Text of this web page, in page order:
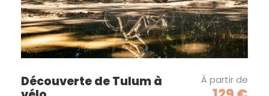
Découverte de Tulum à
À partir de